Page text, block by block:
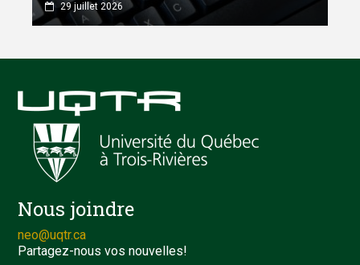
29 juillet 2026
Nous joindre
neo@uqtr.ca
Partagez-nous vos nouvelles!